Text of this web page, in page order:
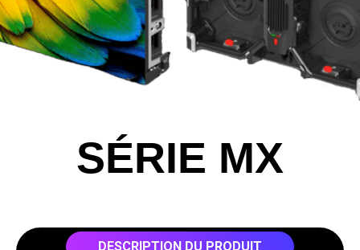
SÉRIE MX
DESCRIPTION DU PRODUIT